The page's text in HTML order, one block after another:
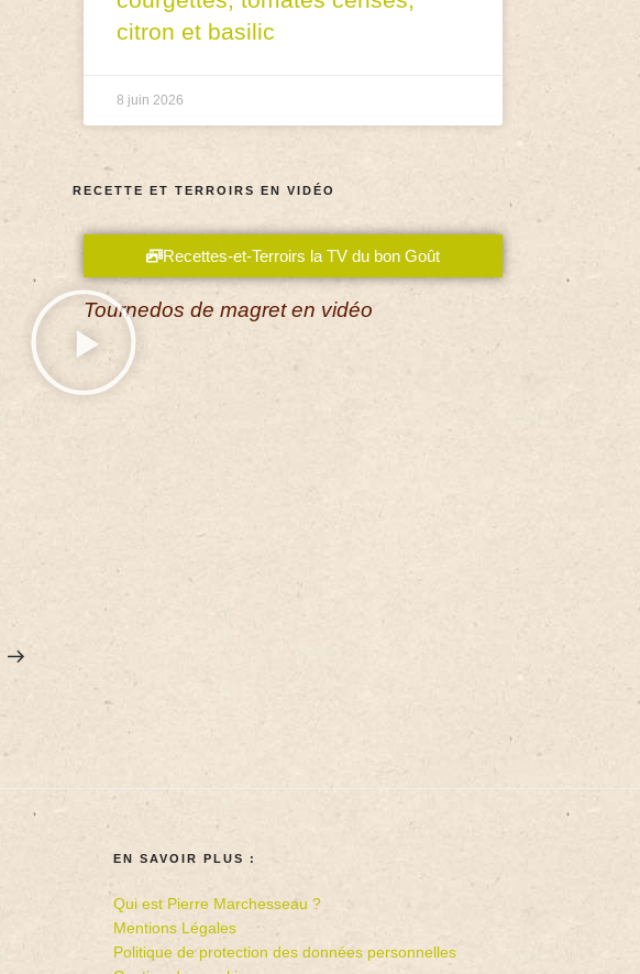
citron et basilic
8 juin 2026
RECETTE ET TERROIRS EN VIDÉO
Recettes-et-Terroirs la TV du bon Goût
Tournedos de magret en vidéo
EN SAVOIR PLUS :
Qui est Pierre Marchesseau ?
Mentions Légales
Politique de protection des données personnelles